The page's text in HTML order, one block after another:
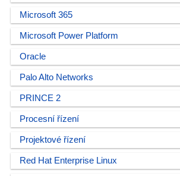
Microsoft 365
Microsoft Power Platform
Oracle
Palo Alto Networks
PRINCE 2
Procesní řízení
Projektové řízení
Red Hat Enterprise Linux